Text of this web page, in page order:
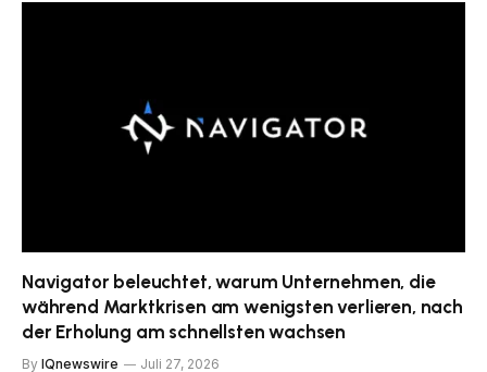
Navigator beleuchtet, warum Unternehmen, die
während Marktkrisen am wenigsten verlieren, nach
der Erholung am schnellsten wachsen
By IQnewswire Juli 27, 2026